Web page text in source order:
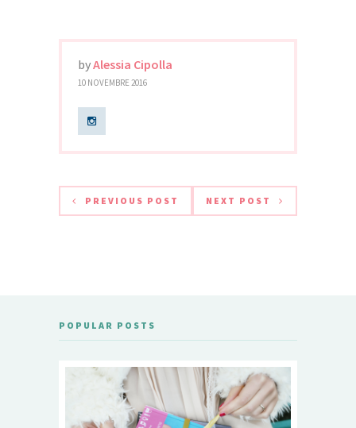
byAlessia Cipolla
10 NOVEMBRE 2016
PREVIOUS POST NEXT POST
POPULAR POSTS